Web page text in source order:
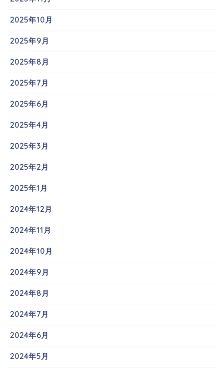
2025年10月
2025年9月
2025年8月
2025年7月
2025年6月
2025年4月
2025年3月
2025年2月
2025年1月
2024年12月
2024年11月
2024年10月
2024年9月
2024年8月
2024年7月
2024年6月
2024年5月